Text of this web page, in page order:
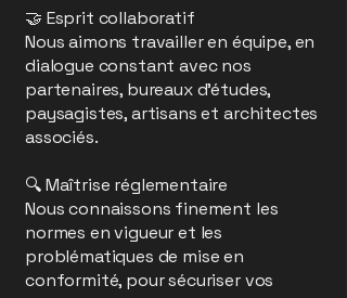
🤝 Esprit collaboratif
Nous aimons travailler en équipe, en
dialogue constant avec nos
partenaires, bureaux d’études,
paysagistes, artisans et architectes
associés.
🔍 Maîtrise réglementaire
Nous connaissons finement les
normes en vigueur et les
problématiques de mise en
conformité, pour sécuriser vos